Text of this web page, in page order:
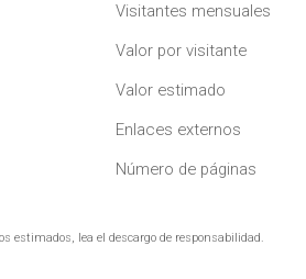
Visitantes mensuales
Valor por visitante
Valor estimado
Enlaces externos
Número de páginas
estimados, lea el descargo de responsabilidad.